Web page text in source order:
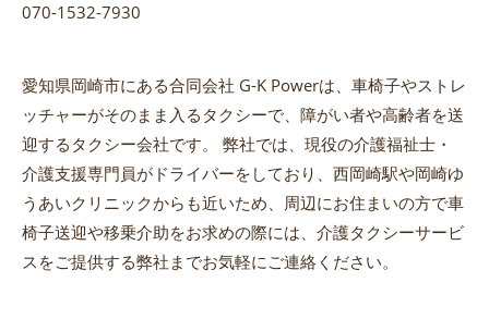
070-1532-7930
愛知県岡崎市にある合同会社 G-K Powerは、車椅子やストレ
ッチャーがそのまま入るタクシーで、障がい者や高齢者を送
迎するタクシー会社です。 弊社では、現役の介護福祉士・
介護支援専門員がドライバーをしており、西岡崎駅や岡崎ゆ
うあいクリニックからも近いため、周辺にお住まいの方で車
椅子送迎や移乗介助をお求めの際には、介護タクシーサービ
スをご提供する弊社までお気軽にご連絡ください。